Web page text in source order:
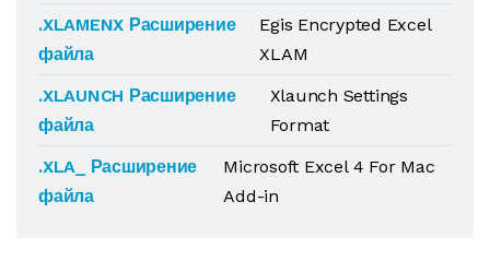
.XLAMENX Расширение
файла
Egis Encrypted Excel
XLAM
.XLAUNCH Расширение
файла
Xlaunch Settings
Format
.XLA_ Расширение
файла
Microsoft Excel 4 For Mac
Add-in